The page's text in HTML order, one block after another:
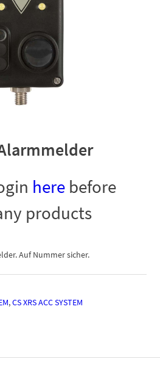
here before
products
Auf Nummer sicher.
,CS XRS ACC SYSTEM